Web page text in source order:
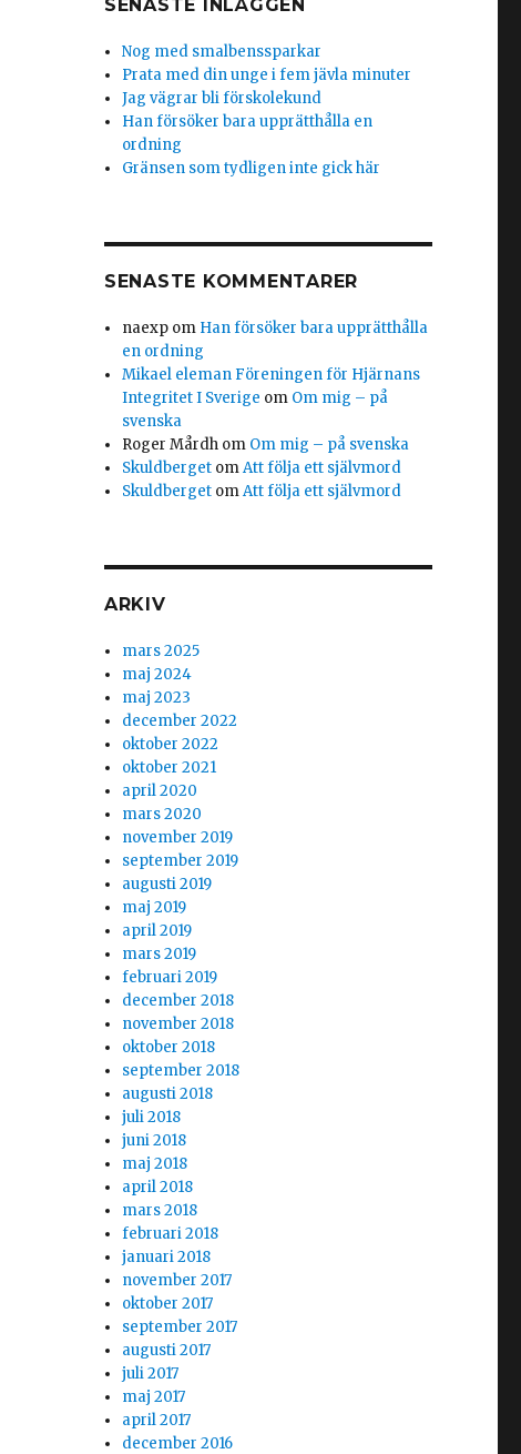
SENASTE INLÄGGEN
Nog med smalbenssparkar
Prata med din unge i fem jävla minuter
Jag vägrar bli förskolekund
Han försöker bara upprätthålla en
ordning
Gränsen som tydligen inte gick här
SENASTE KOMMENTARER
naexp om Han försöker bara upprätthålla
en ordning
Mikael eleman Föreningen för Hjärnans
Integritet I Sverige om Om mig – på
svenska
Roger Mårdh om Om mig – på svenska
Skuldberget omAtt följa ett självmord
Skuldberget omAtt följa ett självmord
ARKIV
mars 2025
maj 2024
maj 2023
december 2022
oktober 2022
oktober 2021
april 2020
mars 2020
november 2019
september 2019
augusti 2019
maj 2019
april 2019
mars 2019
februari 2019
december 2018
november 2018
oktober 2018
september 2018
augusti 2018
juli 2018
juni 2018
maj 2018
april 2018
mars 2018
februari 2018
januari 2018
november 2017
oktober 2017
september 2017
augusti 2017
juli 2017
maj 2017
april 2017
december 2016